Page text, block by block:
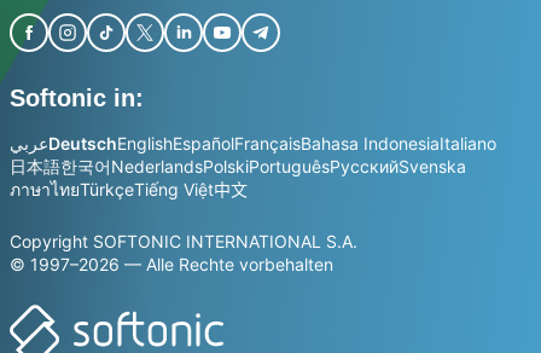
Softonic in:
عربيDeutschEnglishEspañolFrançaisBahasa IndonesiaItaliano
日本語한국어NederlandsPolskiPortuguêsРусскийSvenska
ภาษาไทยTürkçeTiếng Việt中文
Copyright SOFTONIC INTERNATIONAL S.A.
© 1997–2026 — Alle Rechte vorbehalten